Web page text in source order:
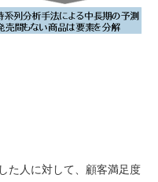
た人に対して、顧客満足度